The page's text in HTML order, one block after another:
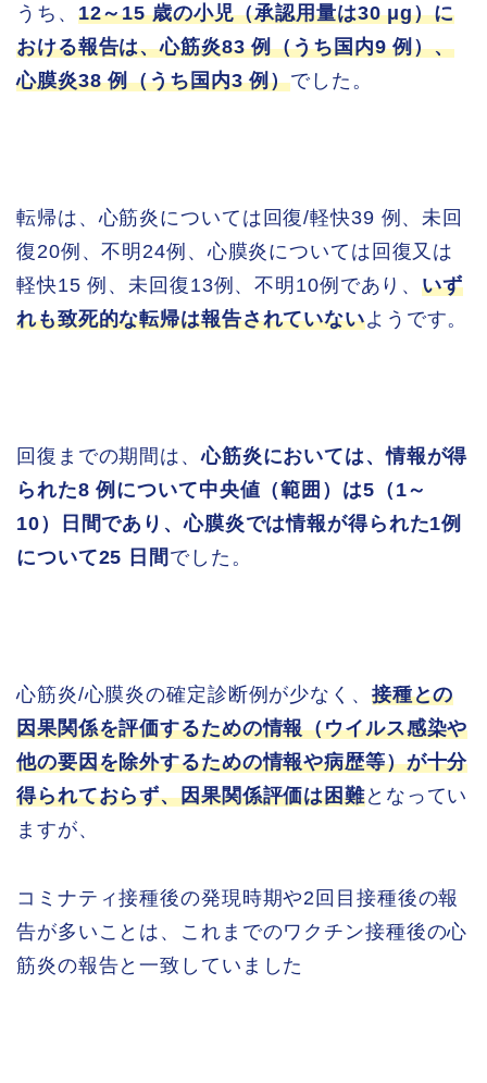
うち、 12～15 歳の小児（承認用量は30 μg）に
おける報告は、心筋炎83 例（うち国内9 例）、
心膜炎38 例（うち国内3 例）でした。
転帰は、心筋炎については回復/軽快39 例、未回
復20例、不明24例、心膜炎については回復又は
軽快15 例、未回復13例、不明10例であり、いず
れも致死的な転帰は報告されていないようです。
回復までの期間は、心筋炎においては、情報が得
られた8 例について中央値（範囲）は5（1～
10）日間であり、心膜炎では情報が得られた1例
について25 日間 でした。
心筋炎/心膜炎の確定診断例が少なく、 接種との
因果関係を評価するための情報（ウイルス感染や
他の要因を除外するための情報や病歴等）が十分
得られておらず、因果関係評価は困難となってい
ますが、
コミナティ接種後の発現時期や2回目接種後の報
告が多いことは、これまでのワクチン接種後の心
筋炎の報告と一致していました